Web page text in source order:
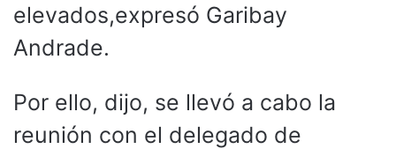
elevados,expresó Garibay
Andrade.
Por ello, dijo, se llevó a cabo la
reunión con el delegado de